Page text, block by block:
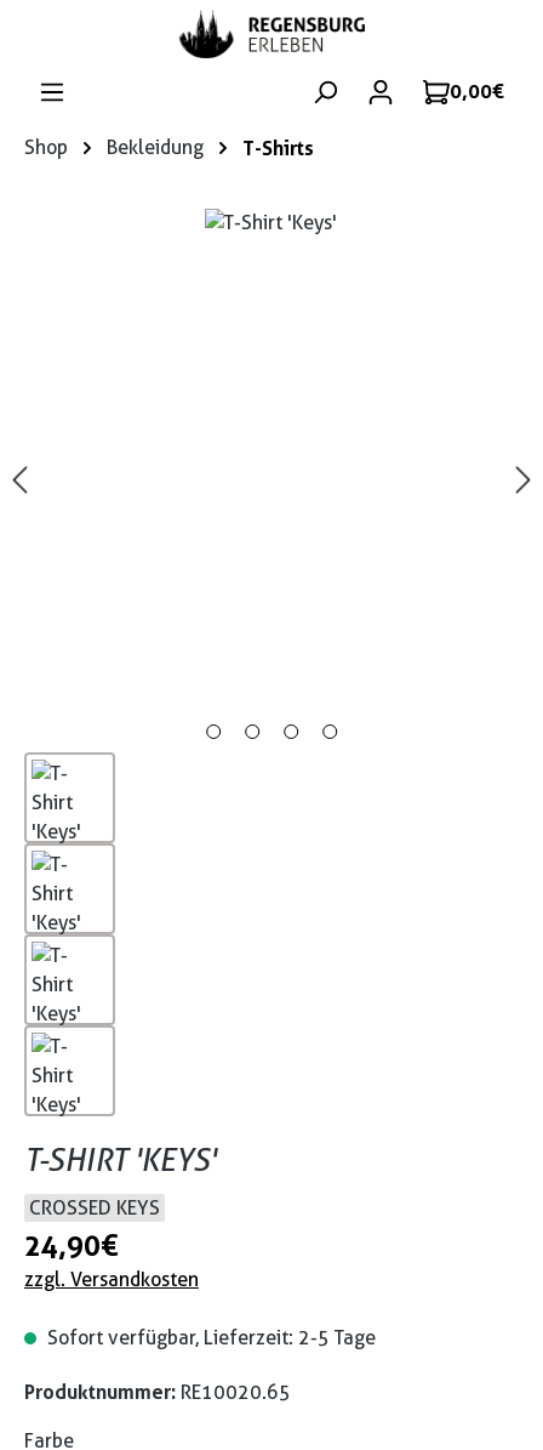
Zum Hauptinhalt springen
0,00 €
Shop Bekleidung T-Shirts
Bildergalerie überspringen
T-SHIRT 'KEYS'
CROSSED KEYS
24,90 €
zzgl. Versandkosten
Sofort verfügbar, Lieferzeit: 2-5 Tage
Produktnummer: RE10020.65
Farbe